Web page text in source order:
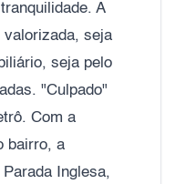
A
valorizada, seja
seja pelo
"Culpado"
Com a
bairro, a
Inglesa,